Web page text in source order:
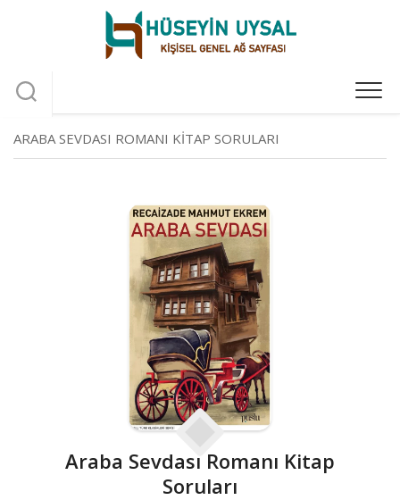
ARABA SEVDASI ROMANI KITAP SORULARI
Araba Sevdası Romanı Kitap
Soruları